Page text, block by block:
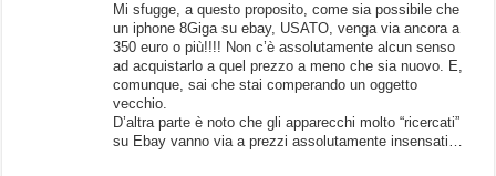
Mi sfugge, a questo proposito, come sia possibile che
un iphone 8Giga su ebay, USATO, venga via ancora a
350 euro o più!!!! Non c’è assolutamente alcun senso
ad acquistarlo a quel prezzo a meno che sia nuovo. E,
comunque, sai che stai comperando un oggetto
vecchio.
D’altra parte è noto che gli apparecchi molto “ricercati”
su Ebay vanno via a prezzi assolutamente insensati…